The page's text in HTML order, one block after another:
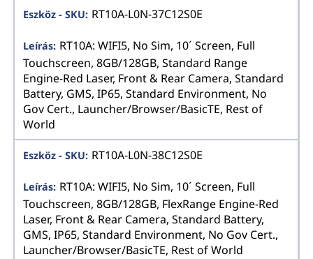
RT10A-L0N-37C12S0E
RT10A: WIFI5, No Sim, 10´ Screen, Full
Touchscreen, 8GB/128GB, Standard Range
Engine-Red Laser, Front & Rear Camera, Standard
Battery, GMS, IP65, Standard Environment, No
Gov Cert., Launcher/Browser/BasicTE, Rest of
World
RT10A-L0N-38C12S0E
RT10A: WIFI5, No Sim, 10´ Screen, Full
Touchscreen, 8GB/128GB, FlexRange Engine-Red
Laser, Front & Rear Camera, Standard Battery,
GMS, IP65, Standard Environment, No Gov Cert.,
Launcher/Browser/BasicTE, Rest of World